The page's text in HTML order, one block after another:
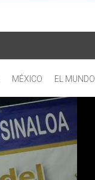
MÉXICO EL MUNDO